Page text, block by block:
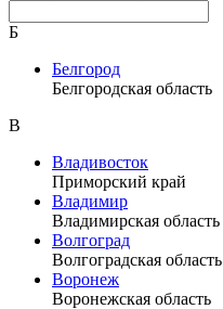
Б
Белгород
Белгородская область
В
Владивосток
Приморский край
Владимир
Владимирская область
Волгоград
Волгоградская область
Воронеж
Воронежская область